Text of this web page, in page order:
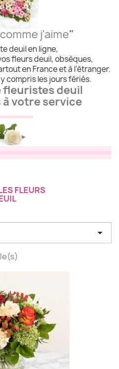
j'aime"
deuil en ligne,
fleurs deuil, obsèques,
en France et à l'étranger.
compris les jours fériés.
fleuristes deuil
votre service
FLEURS
